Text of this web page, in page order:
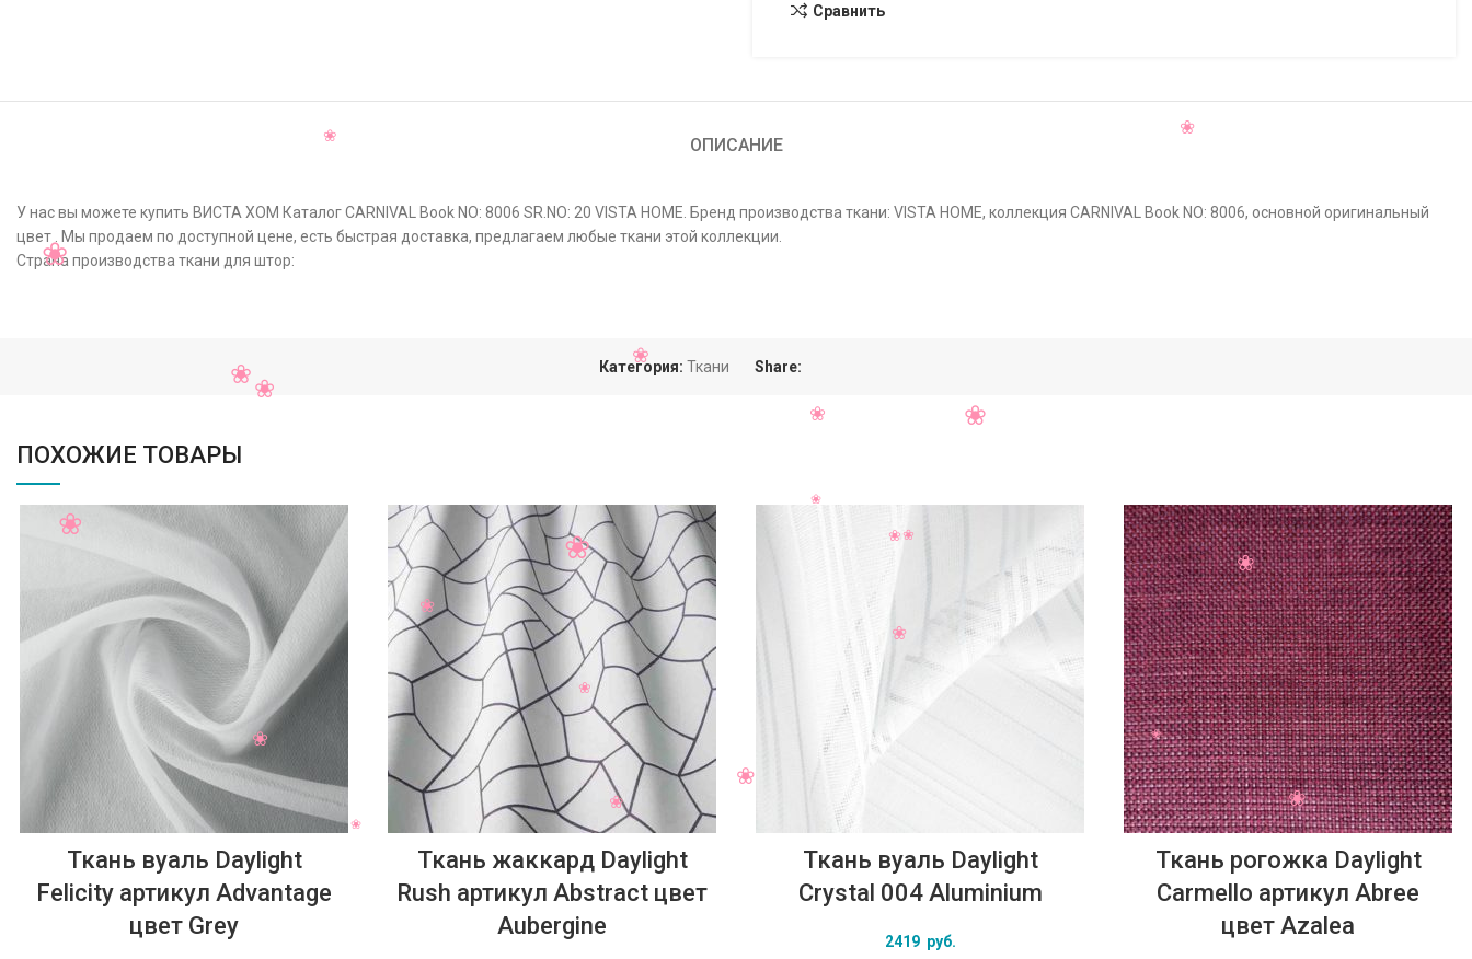
Сравнить
ОПИСАНИЕ
У нас вы можете купить ВИСТА ХОМ Каталог CARNIVAL Book NO: 8006 SR.NO: 20 VISTA HOME. Бренд производства ткани: VISTA HOME, коллекция CARNIVAL Book NO: 8006, основной оригинальный
цвет . Мы продаем по доступной цене, есть быстрая доставка, предлагаем любые ткани этой коллекции.
Страна производства ткани для штор:
Категория: Ткани Share:
ПОХОЖИЕ ТОВАРЫ
Ткань вуаль Daylight
Felicity артикул Advantage
цвет Grey
Ткань жаккард Daylight
Rush артикул Abstract цвет
Aubergine
Ткань вуаль Daylight
Crystal 004 Aluminium
2419 руб.
Ткань рогожка Daylight
Carmello артикул Abree
цвет Azalea